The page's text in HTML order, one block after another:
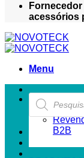
acessórios
Menu
Products
search
ZONA
B2B